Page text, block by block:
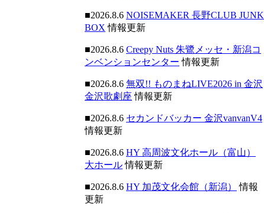
■2026.8.6 NOISEMAKER 長野CLUB JUNK
BOX 情報更新
■2026.8.6 Creepy Nuts 朱鷺メッセ・新潟コ
ンベンションセンター 情報更新
■2026.8.6 無双!! ものまねLIVE2026 in 金沢
金沢歌劇座 情報更新
■2026.8.6 セカンドバッカー 金沢vanvanV4
情報更新
■2026.8.6 HY 高周波文化ホール（富山）
大ホール情報更新
■2026.8.6 HY 加茂文化会館（新潟）
情報
更新